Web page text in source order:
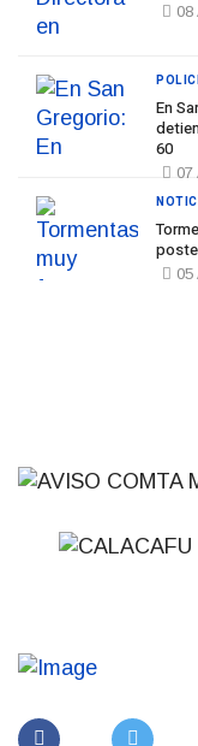
08
En
60
07
05